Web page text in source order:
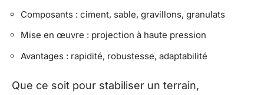
Composants : ciment, sable, gravillons, granulats
Mise en œuvre : projection à haute pression
Avantages : rapidité, robustesse, adaptabilité
Que ce soit pour stabiliser un terrain,